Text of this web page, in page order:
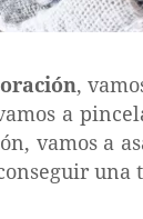
,
a
vamos a